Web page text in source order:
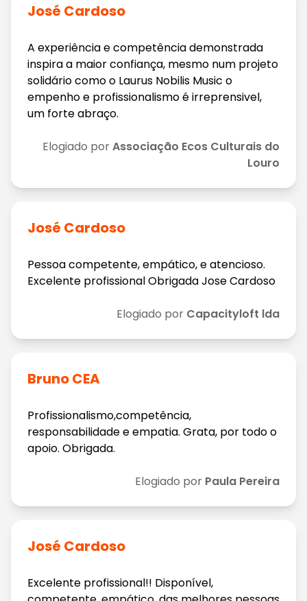
José Cardoso
A experiência e competência demonstrada
inspira a maior confiança, mesmo num projeto
solidário como o Laurus Nobilis Music o
empenho e profissionalismo é irreprensivel,
um forte abraço.
Elogiado porAssociação Ecos Culturais do
Louro
José Cardoso
Pessoa competente, empático, e atencioso.
Excelente profissional Obrigada Jose Cardoso
Elogiado por Capacityloft lda
Bruno CEA
Profissionalismo,competência,
responsabilidade e empatia. Grata, por todo o
apoio. Obrigada.
Elogiado por Paula Pereira
José Cardoso
Excelente profissional!! Disponível,